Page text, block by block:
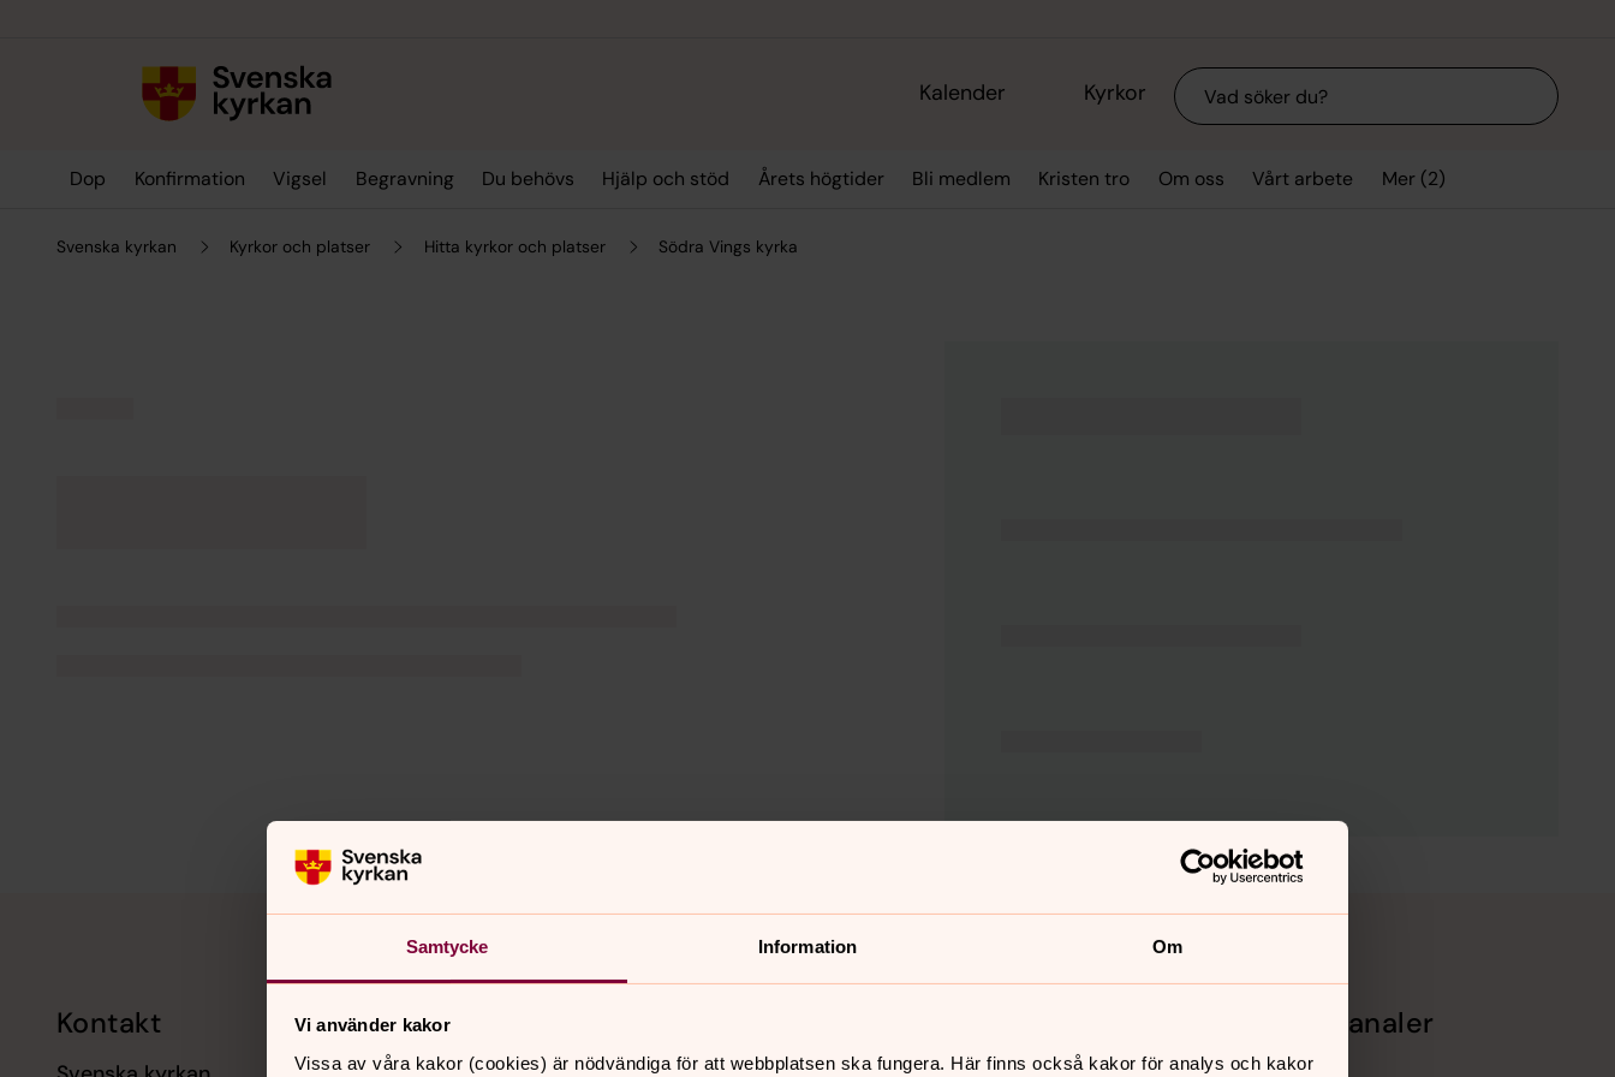
Samtycke Information Om
Vi använder kakor
Vissa av våra kakor (cookies) är nödvändiga för att webbplatsen ska fungera. Här finns också kakor för analys och kakor
Kalender Kyrkor Sök
Dop Konfirmation Vigsel Begravning Du behövs Hjälp och stöd Årets högtider Bli medlem Kristen tro Om oss Vårt arbete Mer (2)
Svenska kyrkan Kyrkor och platser Hitta kyrkor och platser Södra Vings kyrka
Kontakt Kalender Sociala kanaler